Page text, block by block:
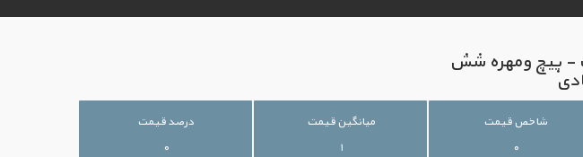
- پیچ ومهره شش
شاخص قیمت
۰
میانگین قیمت
۱
درصد قیمت
۰